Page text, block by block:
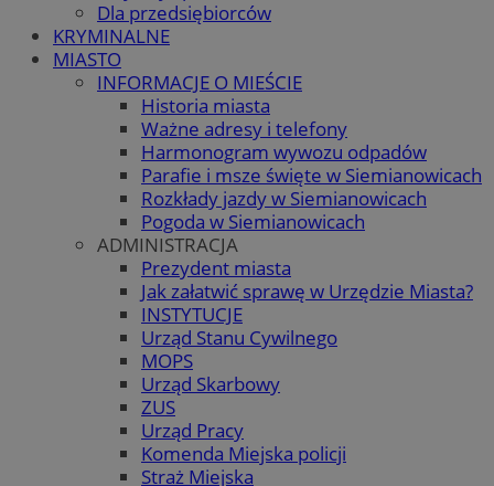
Dla przedsiębiorców
KRYMINALNE
MIASTO
INFORMACJE O MIEŚCIE
Historia miasta
Ważne adresy i telefony
Harmonogram wywozu odpadów
Parafie i msze święte w Siemianowicach
Rozkłady jazdy w Siemianowicach
Pogoda w Siemianowicach
ADMINISTRACJA
Prezydent miasta
Jak załatwić sprawę w Urzędzie Miasta?
INSTYTUCJE
Urząd Stanu Cywilnego
MOPS
Urząd Skarbowy
ZUS
Urząd Pracy
Komenda Miejska policji
Straż Miejska